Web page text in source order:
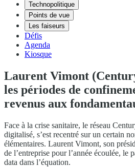
Technopolitique
Points de vue
Les faiseurs
Défis
Agenda
Kiosque
Laurent Vimont
les périodes de
revenus aux
Face à la crise sanitaire, le réseau
digitalisé, s’est recentré sur un certain
élémentaires. Laurent Vimont, son
de l’entreprise pour l’année écoulée, le
data dans l’équation.